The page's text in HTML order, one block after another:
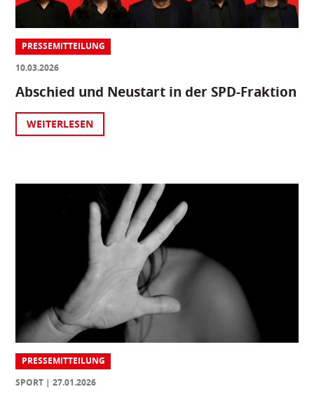
PRESSEMITTEILUNG
10.03.2026
Abschied und Neustart in der SPD-Fraktion
WEITERLESEN
PRESSEMITTEILUNG
SPORT
27.01.2026